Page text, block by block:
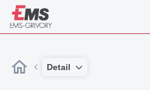
Detail